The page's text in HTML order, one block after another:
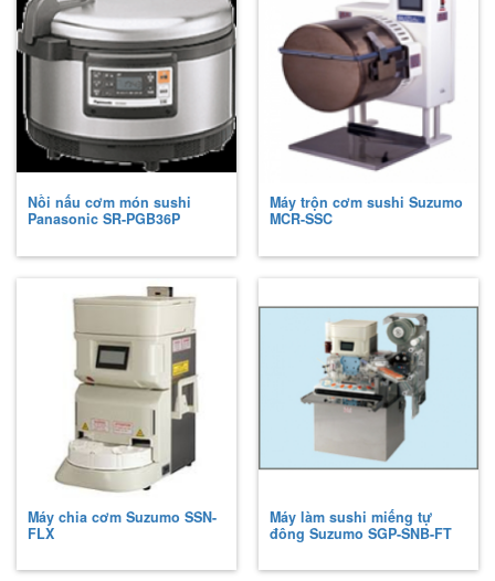
Nồi nấu cơm món sushi
Panasonic SR-PGB36P
Máy trộn cơm sushi Suzumo
MCR-SSC
Máy chia cơm Suzumo SSN-
FLX
Máy làm sushi miếng tự
đông Suzumo SGP-SNB-FT